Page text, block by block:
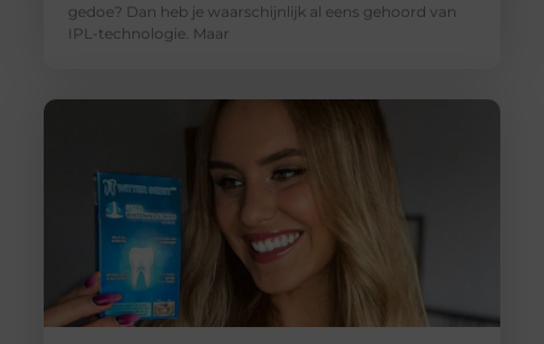
gedoe? Dan heb je waarschijnlijk al eens gehoord van
IPL-technologie. Maar